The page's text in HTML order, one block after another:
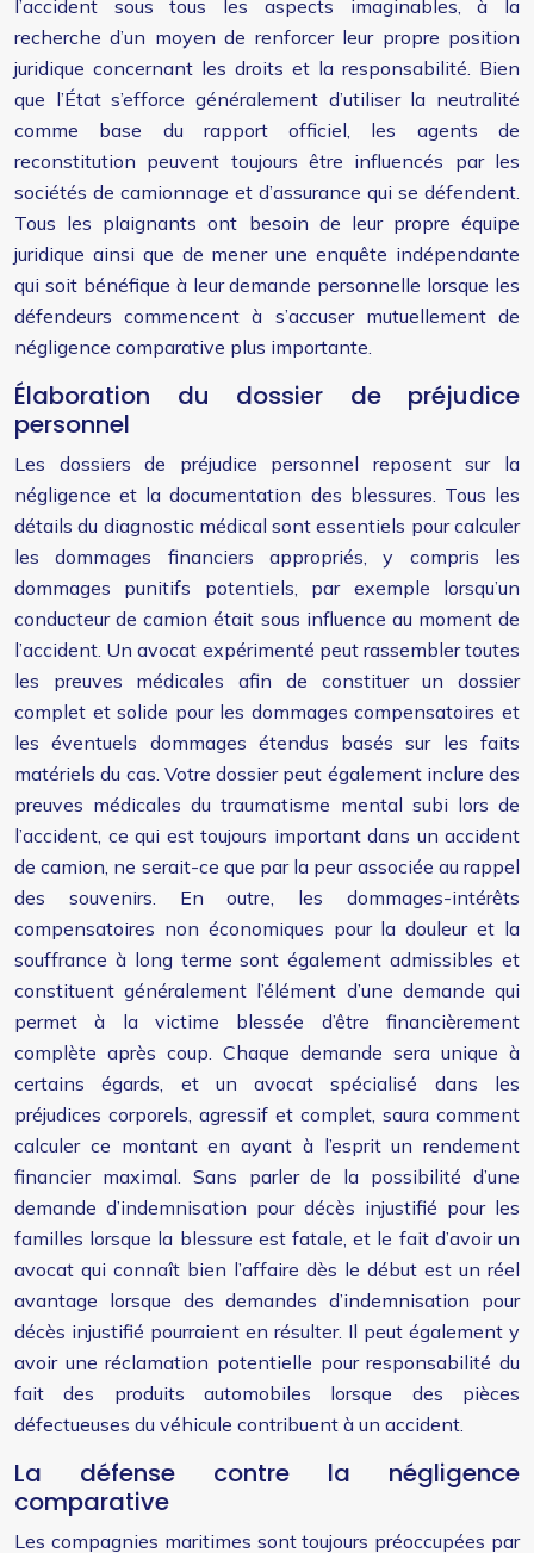
l’accident sous tous les aspects imaginables, à la
recherche d’un moyen de renforcer leur propre position
juridique concernant les droits et la responsabilité. Bien
que l’État s’efforce généralement d’utiliser la neutralité
comme base du rapport officiel, les agents de
reconstitution peuvent toujours être influencés par les
sociétés de camionnage et d’assurance qui se défendent.
Tous les plaignants ont besoin de leur propre équipe
juridique ainsi que de mener une enquête indépendante
qui soit bénéfique à leur demande personnelle lorsque les
défendeurs commencent à s’accuser mutuellement de
négligence comparative plus importante.
Élaboration du dossier de préjudice
personnel
Les dossiers de préjudice personnel reposent sur la
négligence et la documentation des blessures. Tous les
détails du diagnostic médical sont essentiels pour calculer
les dommages financiers appropriés, y compris les
dommages punitifs potentiels, par exemple lorsqu’un
conducteur de camion était sous influence au moment de
l’accident. Un avocat expérimenté peut rassembler toutes
les preuves médicales afin de constituer un dossier
complet et solide pour les dommages compensatoires et
les éventuels dommages étendus basés sur les faits
matériels du cas. Votre dossier peut également inclure des
preuves médicales du traumatisme mental subi lors de
l’accident, ce qui est toujours important dans un accident
de camion, ne serait-ce que par la peur associée au rappel
des souvenirs. En outre, les dommages-intérêts
compensatoires non économiques pour la douleur et la
souffrance à long terme sont également admissibles et
constituent généralement l’élément d’une demande qui
permet à la victime blessée d’être financièrement
complète après coup. Chaque demande sera unique à
certains égards, et un avocat spécialisé dans les
préjudices corporels, agressif et complet, saura comment
calculer ce montant en ayant à l’esprit un rendement
financier maximal. Sans parler de la possibilité d’une
demande d’indemnisation pour décès injustifié pour les
familles lorsque la blessure est fatale, et le fait d’avoir un
avocat qui connaît bien l’affaire dès le début est un réel
avantage lorsque des demandes d’indemnisation pour
décès injustifié pourraient en résulter. Il peut également y
avoir une réclamation potentielle pour responsabilité du
fait des produits automobiles lorsque des pièces
défectueuses du véhicule contribuent à un accident.
La défense contre la négligence
comparative
Les compagnies maritimes sont toujours préoccupées par